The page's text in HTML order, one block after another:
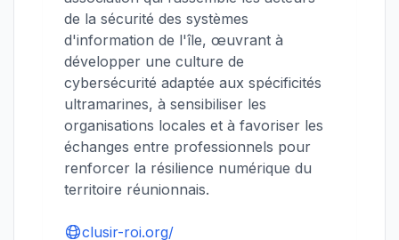
de la sécurité des systèmes
d'information de l'île, œuvrant à
développer une culture de
cybersécurité adaptée aux spécificités
ultramarines, à sensibiliser les
organisations locales et à favoriser les
échanges entre professionnels pour
renforcer la résilience numérique du
territoire réunionnais.
clusir-roi.org/